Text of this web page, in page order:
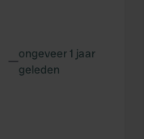
—ongeveer 1 jaar
geleden